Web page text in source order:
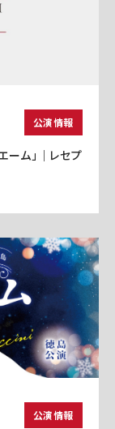
公演情報
ーム」｜レセプ
公演情報